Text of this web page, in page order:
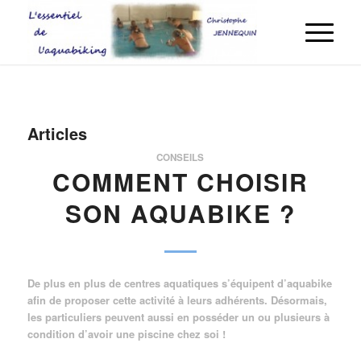
Articles
CONSEILS
COMMENT CHOISIR
SON AQUABIKE ?
De plus en plus de centres aquatiques s’équipent d’aquabike
afin de proposer cette activité à leurs adhérents. Désormais,
les particuliers peuvent aussi en posséder un ou plusieurs à
condition d’avoir une piscine chez soi !